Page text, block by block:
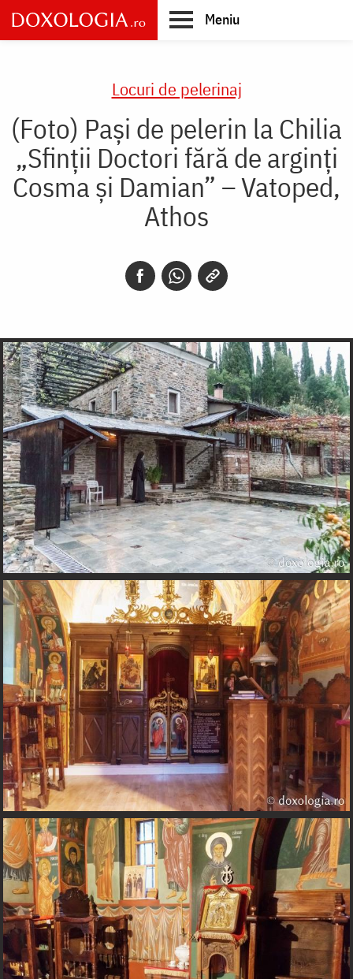
Skip
to
main
Meniu
Locuri de pelerinaj
(Foto) Pași de pelerin la Chilia
„Sfinții Doctori fără de arginți
Cosma și Damian” – Vatoped,
Athos